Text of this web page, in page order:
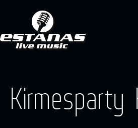
Kirmesparty